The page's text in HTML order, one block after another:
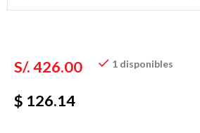
S/.426.00
$ 126.14
1 disponibles